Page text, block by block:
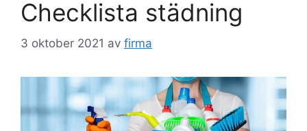
Checklista städning
3 oktober 2021 av firma